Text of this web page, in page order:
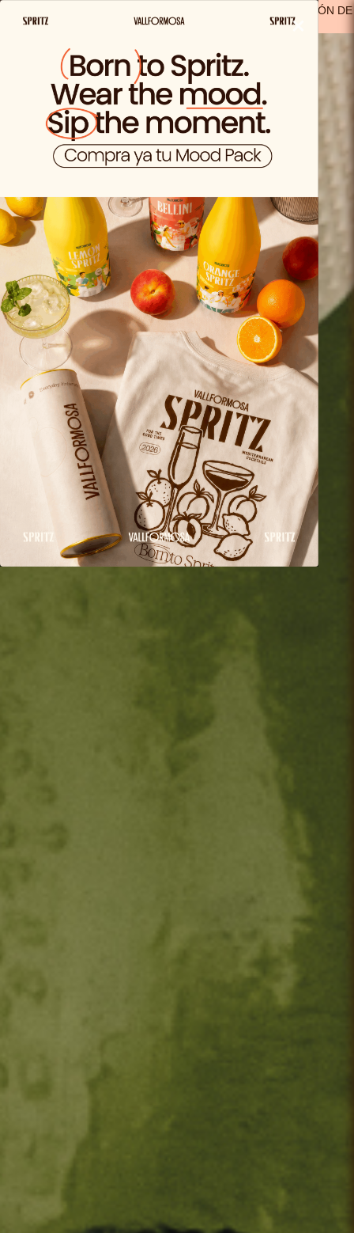
(A EXCEPCIÓN DE
LOS PRODUCTOS SOLO VIDA)
×